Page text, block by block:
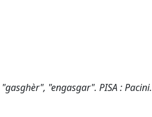
"engasgar". PISA : Pacini.